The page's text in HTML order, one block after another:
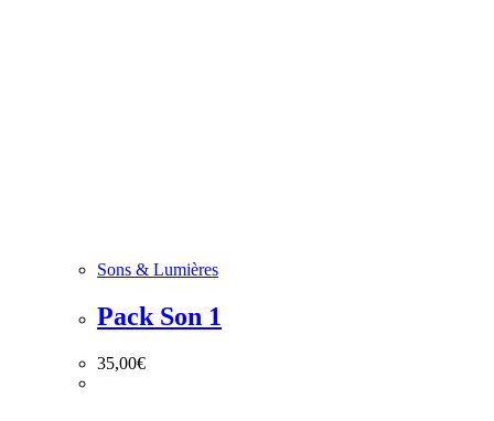
Sons & Lumières
Pack Son 1
35,00€